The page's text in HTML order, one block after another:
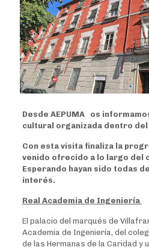
Desde AEPUMA os
cultural organizada dentro del
Con esta visita finaliza la
venido ofrecido a lo largo del
Esperando hayan sido todas
interés.
Real Academia de Ingeniería
El palacio del marqués de
Academia de Ingeniería, del
de las Hermanas de la Caridad y